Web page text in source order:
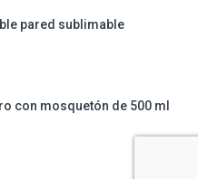
pared sublimable
con mosquetón de 500 ml